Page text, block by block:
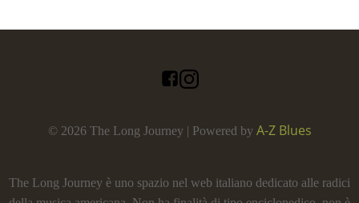
© 2026 The Long Journey | Powered by A-Z Blues
The Long Journey è uno spazio nel web italiano dedicato alle radici